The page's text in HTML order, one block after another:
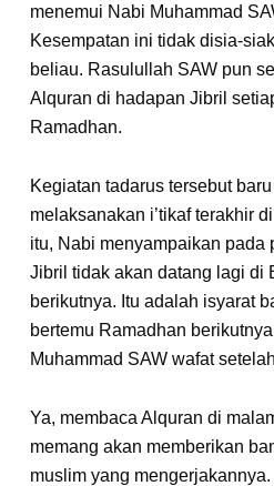
menemui Nabi Muhammad
Kesempatan ini tidak disia-
beliau. Rasulullah SAW pun
Alquran di hadapan Jibril
Ramadhan.
Kegiatan tadarus tersebut
melaksanakan i’tikaf terakhir
itu, Nabi menyampaikan pada
Jibril tidak akan datang lagi di
berikutnya. Itu adalah isyarat
bertemu Ramadhan
Muhammad SAW wafat
Ya, membaca Alquran di
memang akan memberikan
muslim yang